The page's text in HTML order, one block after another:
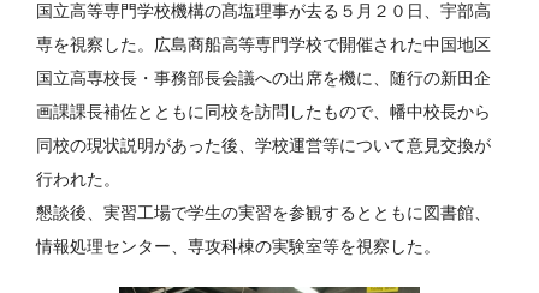
国立高等専門学校機構の髙塩理事が去る５月２０日、宇部高
専を視察した。広島商船高等専門学校で開催された中国地区
国立高専校長・事務部長会議への出席を機に、随行の新田企
画課課長補佐とともに同校を訪問したもので、幡中校長から
同校の現状説明があった後、学校運営等について意見交換が
行われた。
懇談後、実習工場で学生の実習を参観するとともに図書館、
情報処理センター、専攻科棟の実験室等を視察した。